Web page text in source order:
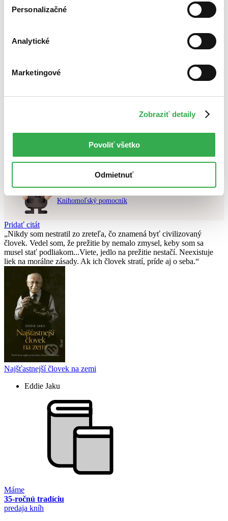
Personalizačné
Analytické
Marketingové
Zobraziť detaily
Povoliť všetko
Odmietnuť
Bestsellery
Top hodnotené
Najlacnejšie
Nebol nájdenýžiadny titulvyhovujúci zadaným podmienkam.
Skúste prosím zmeniť vyhľadávaný výraz.
Chcete poradiť knihu?
Knihomoľský pomocník
Pridať citát
Nikdy som nestratil zo zreteľa, čo znamená byť civilizovaný
človek. Vedel som, že prežitie by nemalo zmysel, keby som sa
musel stať podliakom...Viete, jedlo na prežitie nestačí. Neexistuje
liek na morálne zásady. Ak ich človek stratí, príde aj o seba.
Najšťastnejší človek na zemi
Eddie Jaku
Máme
35-ročnú tradíciu
predaja kníh